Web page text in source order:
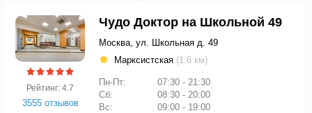
Рейтинг: 4.7
3555 отзывов
Чудо Доктор на Школьной 49
Москва, ул. Школьная д. 49
Марксистская (1.6 км)
Пн-Пт:
07:30 - 21:30
Сб:
08:30 - 20:00
Вс:
09:00 - 19:00